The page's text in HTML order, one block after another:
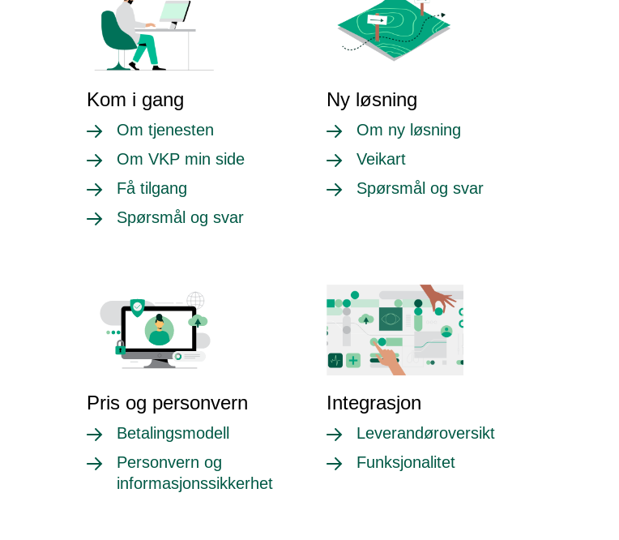
Kom i gang
Om tjenesten
Om VKP min side
Få tilgang
Spørsmål og svar
Ny løsning
Om ny løsning
Veikart
Spørsmål og svar
Pris og personvern
Betalingsmodell
Personvern og
informasjonssikkerhet
Integrasjon
Leverandøroversikt
Funksjonalitet